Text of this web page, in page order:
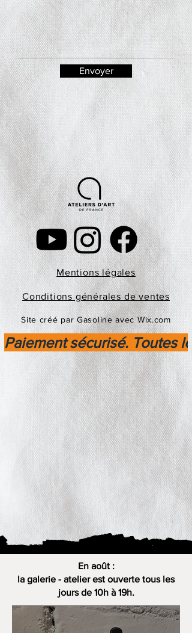
Envoyer
Mentions légales
Conditions générales de ventes
Site créé par Gasoline avec Wix.com
Paiement sécurisé. Toutes
En août :
la galerie - atelier est ouverte tous les
jours de 10h à 19h.